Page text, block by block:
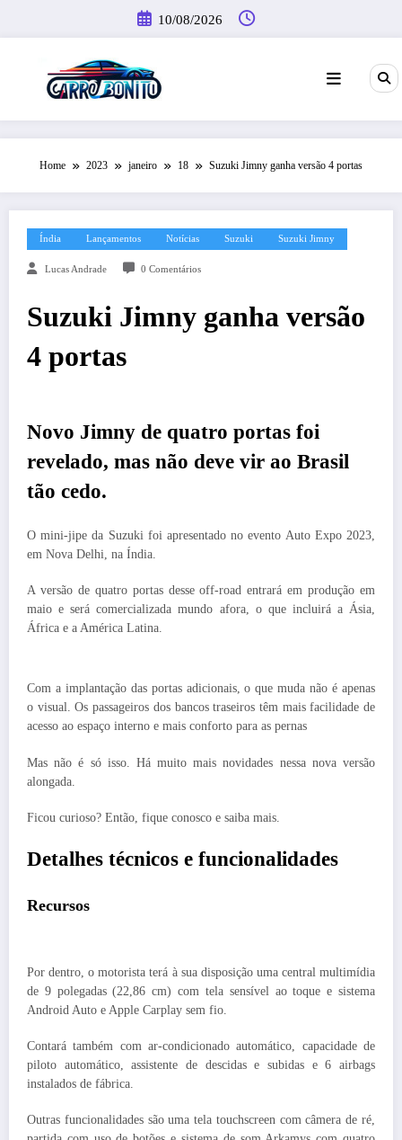
o
10/08/2026
Home 2023 janeiro 18 Suzuki Jimny ganha versão 4 portas
Índia Lançamentos Notícias Suzuki Suzuki Jimny
Lucas Andrade 0 Comentários
Suzuki Jimny ganha versão
4 portas
Novo Jimny de quatro portas foi
revelado, mas não deve vir ao Brasil
tão cedo.
O mini-jipe da Suzuki foi apresentado no evento Auto Expo 2023,
em Nova Delhi, na Índia.
A versão de quatro portas desse off-road entrará em produção em
maio e será comercializada mundo afora, o que incluirá a Ásia,
África e a América Latina.
Com a implantação das portas adicionais, o que muda não é apenas
o visual. Os passageiros dos bancos traseiros têm mais facilidade de
acesso ao espaço interno e mais conforto para as pernas
Mas não é só isso. Há muito mais novidades nessa nova versão
alongada.
Ficou curioso? Então, fique conosco e saiba mais.
Detalhes técnicos e funcionalidades
Recursos
Por dentro, o motorista terá à sua disposição uma central multimídia
de 9 polegadas (22,86 cm) com tela sensível ao toque e sistema
Android Auto e Apple Carplay sem fio.
Contará também com ar-condicionado automático, capacidade de
piloto automático, assistente de descidas e subidas e 6 airbags
instalados de fábrica.
Outras funcionalidades são uma tela touchscreen com câmera de ré,